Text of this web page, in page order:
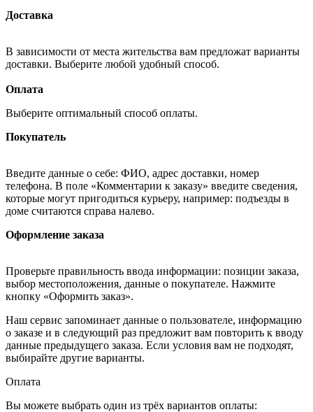
Доставка
В зависимости от места жительства вам предложат варианты
доставки. Выберите любой удобный способ.
Оплата
Выберите оптимальный способ оплаты.
Покупатель
Введите данные о себе: ФИО, адрес доставки, номер
телефона. В поле «Комментарии к заказу» введите сведения,
которые могут пригодиться курьеру, например: подъезды в
доме считаются справа налево.
Оформление заказа
Проверьте правильность ввода информации: позиции заказа,
выбор местоположения, данные о покупателе. Нажмите
кнопку «Оформить заказ».
Наш сервис запоминает данные о пользователе, информацию
о заказе и в следующий раз предложит вам повторить к вводу
данные предыдущего заказа. Если условия вам не подходят,
выбирайте другие варианты.
Оплата
Вы можете выбрать один из трёх вариантов оплаты: